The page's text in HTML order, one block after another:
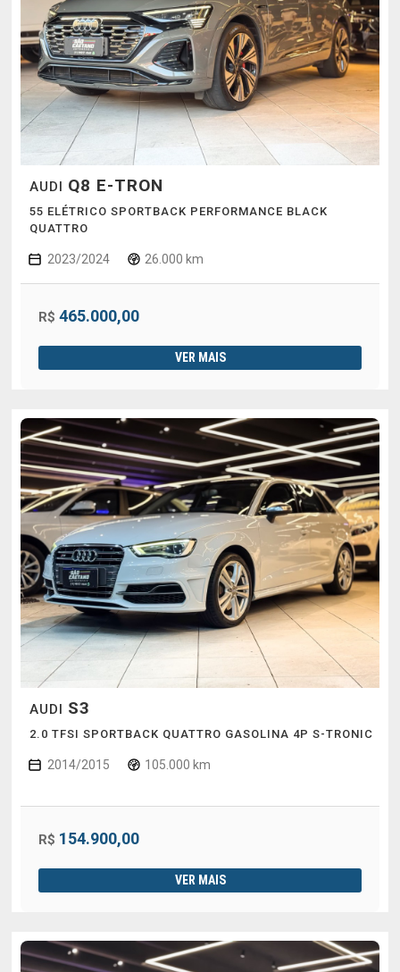
AUDI Q8 E-TRON
55 ELÉTRICO SPORTBACK PERFORMANCE BLACK
QUATTRO
2023/2024 26.000 km
R$ 465.000,00
VER MAIS
AUDI S3
2.0 TFSI SPORTBACK QUATTRO GASOLINA 4P S-TRONIC
2014/2015 105.000 km
R$ 154.900,00
VER MAIS